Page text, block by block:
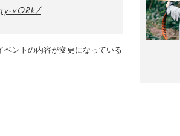
vORk/
ントの内容が変更になっている